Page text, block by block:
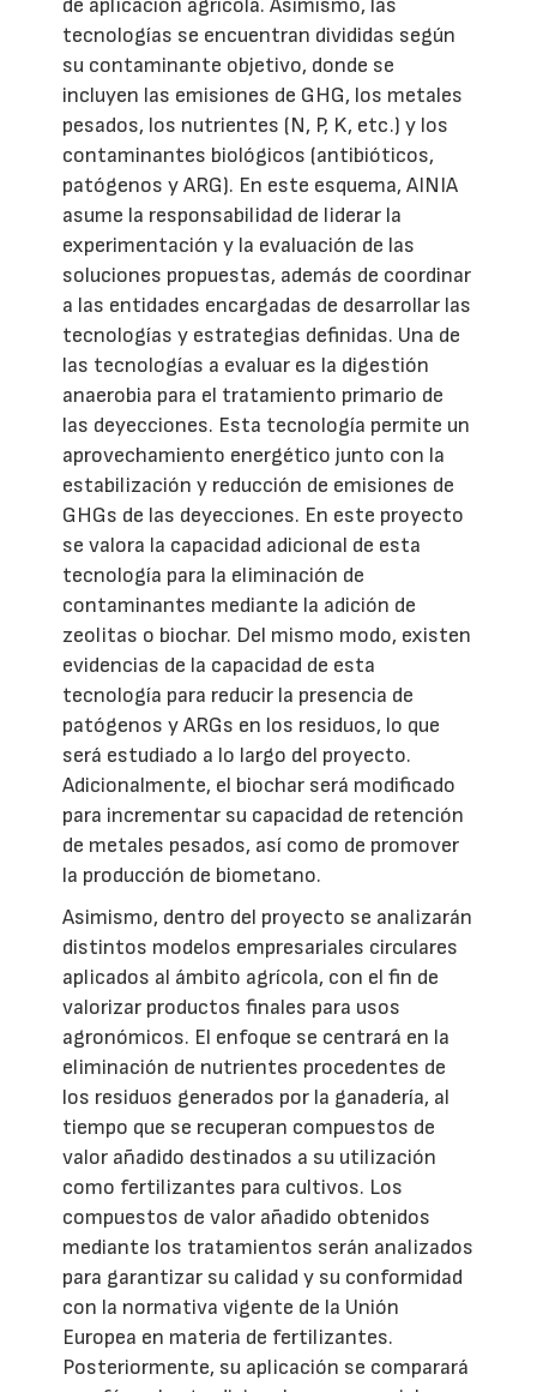
de aplicación agrícola. Asimismo, las
tecnologías se encuentran divididas según
su contaminante objetivo, donde se
incluyen las emisiones de GHG, los metales
pesados, los nutrientes (N, P, K, etc.) y los
contaminantes biológicos (antibióticos,
patógenos y ARG). En este esquema, AINIA
asume la responsabilidad de liderar la
experimentación y la evaluación de las
soluciones propuestas, además de coordinar
a las entidades encargadas de desarrollar las
tecnologías y estrategias definidas. Una de
las tecnologías a evaluar es la digestión
anaerobia para el tratamiento primario de
las deyecciones. Esta tecnología permite un
aprovechamiento energético junto con la
estabilización y reducción de emisiones de
GHGs de las deyecciones. En este proyecto
se valora la capacidad adicional de esta
tecnología para la eliminación de
contaminantes mediante la adición de
zeolitas o biochar. Del mismo modo, existen
evidencias de la capacidad de esta
tecnología para reducir la presencia de
patógenos y ARGs en los residuos, lo que
será estudiado a lo largo del proyecto.
Adicionalmente, el biochar será modificado
para incrementar su capacidad de retención
de metales pesados, así como de promover
la producción de biometano.
Asimismo, dentro del proyecto se analizarán
distintos modelos empresariales circulares
aplicados al ámbito agrícola, con el fin de
valorizar productos finales para usos
agronómicos. El enfoque se centrará en la
eliminación de nutrientes procedentes de
los residuos generados por la ganadería, al
tiempo que se recuperan compuestos de
valor añadido destinados a su utilización
como fertilizantes para cultivos. Los
compuestos de valor añadido obtenidos
mediante los tratamientos serán analizados
para garantizar su calidad y su conformidad
con la normativa vigente de la Unión
Europea en materia de fertilizantes.
Posteriormente, su aplicación se comparará